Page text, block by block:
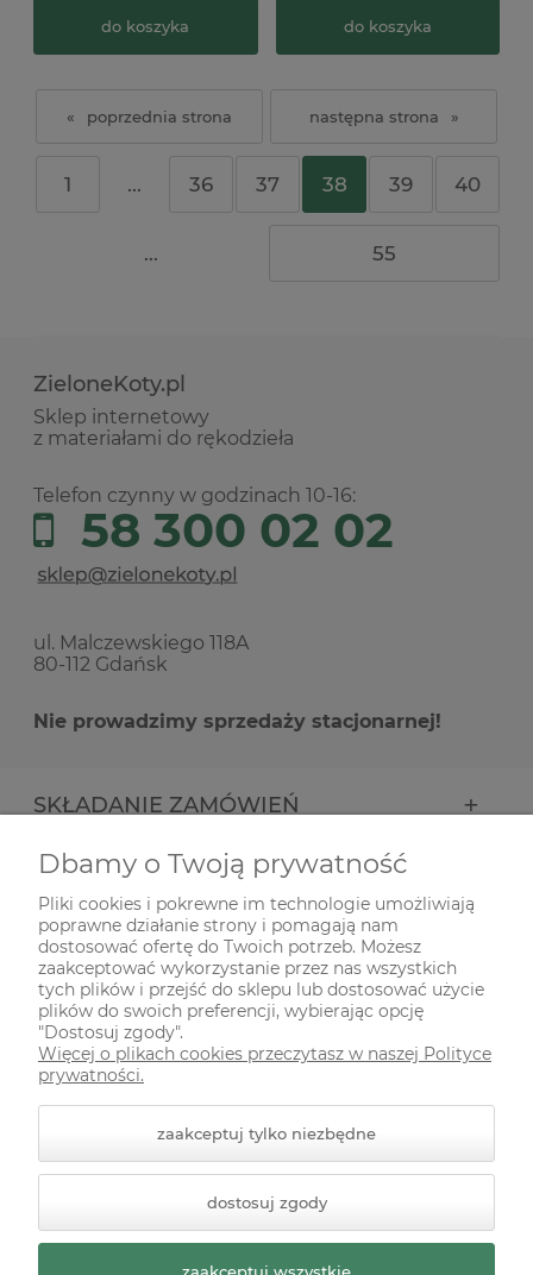
do koszyka do koszyka
«
1 ... 36 37 38 39 40
... 55
»
ZieloneKoty.pl
Sklep internetowy
z materiałami do rękodzieła
Telefon czynny w godzinach 10-16:
58 300 02 02
ul. Malczewskiego 118A
80-112 Gdańsk
Nie prowadzimy sprzedaży stacjonarnej!
SKŁADANIE ZAMÓWIEŃ
INFORMACJE
ODWIEDŹ NAS NA
Styl graficzny ShopGadget.pl
Sklep internetowy Shoper
Premium
Dbamy o Twoją prywatność
Pliki cookies i pokrewne im technologie umożliwiają
poprawne działanie strony i pomagają nam
dostosować ofertę do Twoich potrzeb. Możesz
zaakceptować wykorzystanie przez nas wszystkich
tych plików i przejść do sklepu lub dostosować użycie
plików do swoich preferencji, wybierając opcję
"Dostosuj zgody".
Więcej o plikach cookies przeczytasz w naszej Polityce
prywatności.
zaakceptuj tylko niezbędne
dostosuj zgody
zaakceptuj wszystkie